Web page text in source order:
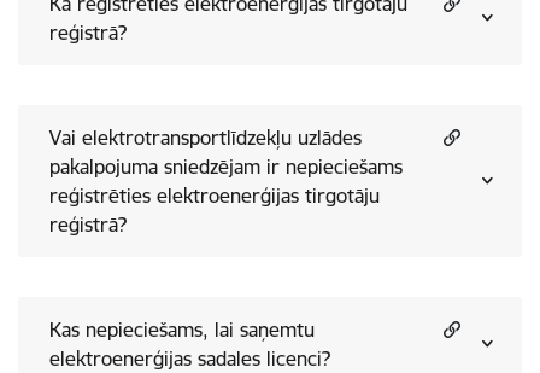
reģistrā?
Vai elektrotransportlīdzekļu uzlādes
pakalpojuma sniedzējam ir nepieciešams
reģistrēties elektroenerģijas tirgotāju
reģistrā?
Kas nepieciešams, lai saņemtu
elektroenerģijas sadales licenci?